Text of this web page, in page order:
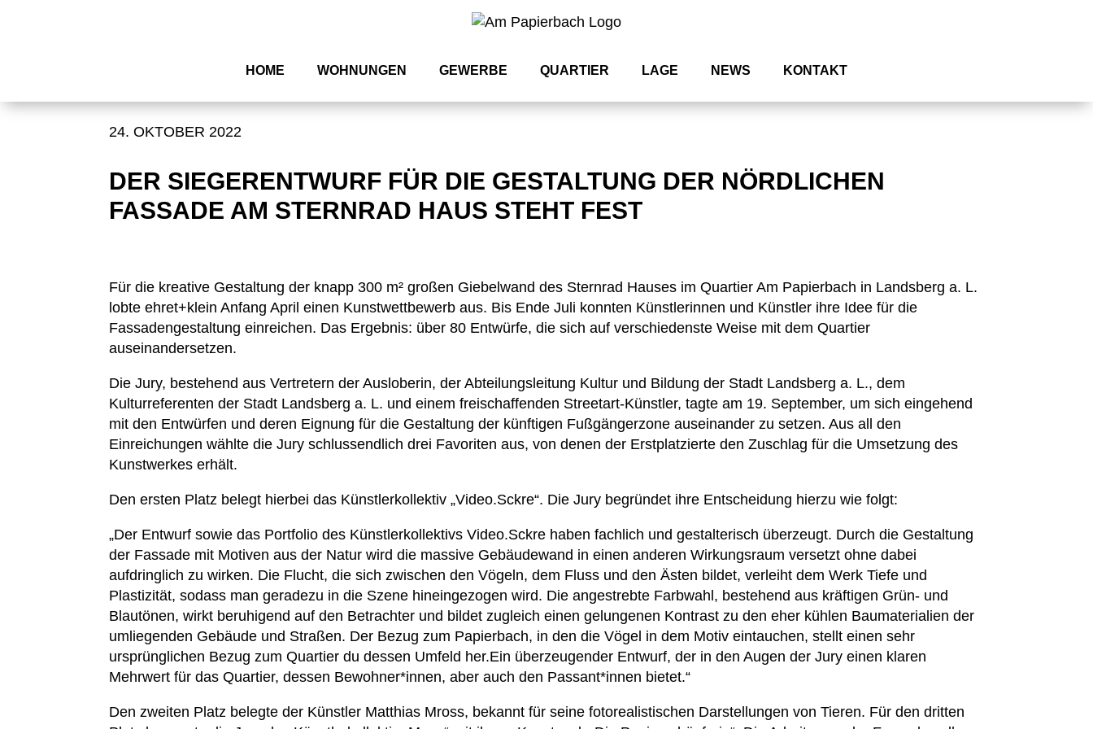
HOME WOHNUNGEN GEWERBE QUARTIER LAGE NEWS KONTAKT
24. OKTOBER 2022
DER SIEGERENTWURF FÜR DIE GESTALTUNG DER NÖRDLICHEN
FASSADE AM STERNRAD HAUS STEHT FEST
Für die kreative Gestaltung der knapp 300 m² großen Giebelwand des Sternrad Hauses im Quartier Am Papierbach in Landsberg a. L.
lobte ehret+klein Anfang April einen Kunstwettbewerb aus. Bis Ende Juli konnten Künstlerinnen und Künstler ihre Idee für die
Fassadengestaltung einreichen. Das Ergebnis: über 80 Entwürfe, die sich auf verschiedenste Weise mit dem Quartier
auseinandersetzen.
Die Jury, bestehend aus Vertretern der Ausloberin, der Abteilungsleitung Kultur und Bildung der Stadt Landsberg a. L., dem
Kulturreferenten der Stadt Landsberg a. L. und einem freischaffenden Streetart-Künstler, tagte am 19. September, um sich eingehend
mit den Entwürfen und deren Eignung für die Gestaltung der künftigen Fußgängerzone auseinander zu setzen. Aus all den
Einreichungen wählte die Jury schlussendlich drei Favoriten aus, von denen der Erstplatzierte den Zuschlag für die Umsetzung des
Kunstwerkes erhält.
Den ersten Platz belegt hierbei das Künstlerkollektiv „Video.Sckre“. Die Jury begründet ihre Entscheidung hierzu wie folgt:
„Der Entwurf sowie das Portfolio des Künstlerkollektivs Video.Sckre haben fachlich und gestalterisch überzeugt. Durch die Gestaltung
der Fassade mit Motiven aus der Natur wird die massive Gebäudewand in einen anderen Wirkungsraum versetzt ohne dabei
aufdringlich zu wirken. Die Flucht, die sich zwischen den Vögeln, dem Fluss und den Ästen bildet, verleiht dem Werk Tiefe und
Plastizität, sodass man geradezu in die Szene hineingezogen wird. Die angestrebte Farbwahl, bestehend aus kräftigen Grün- und
Blautönen, wirkt beruhigend auf den Betrachter und bildet zugleich einen gelungenen Kontrast zu den eher kühlen Baumaterialien der
umliegenden Gebäude und Straßen. Der Bezug zum Papierbach, in den die Vögel in dem Motiv eintauchen, stellt einen sehr
ursprünglichen Bezug zum Quartier du dessen Umfeld her.Ein überzeugender Entwurf, der in den Augen der Jury einen klaren
Mehrwert für das Quartier, dessen Bewohner*innen, aber auch den Passant*innen bietet.“
Den zweiten Platz belegte der Künstler Matthias Mross, bekannt für seine fotorealistischen Darstellungen von Tieren. Für den dritten